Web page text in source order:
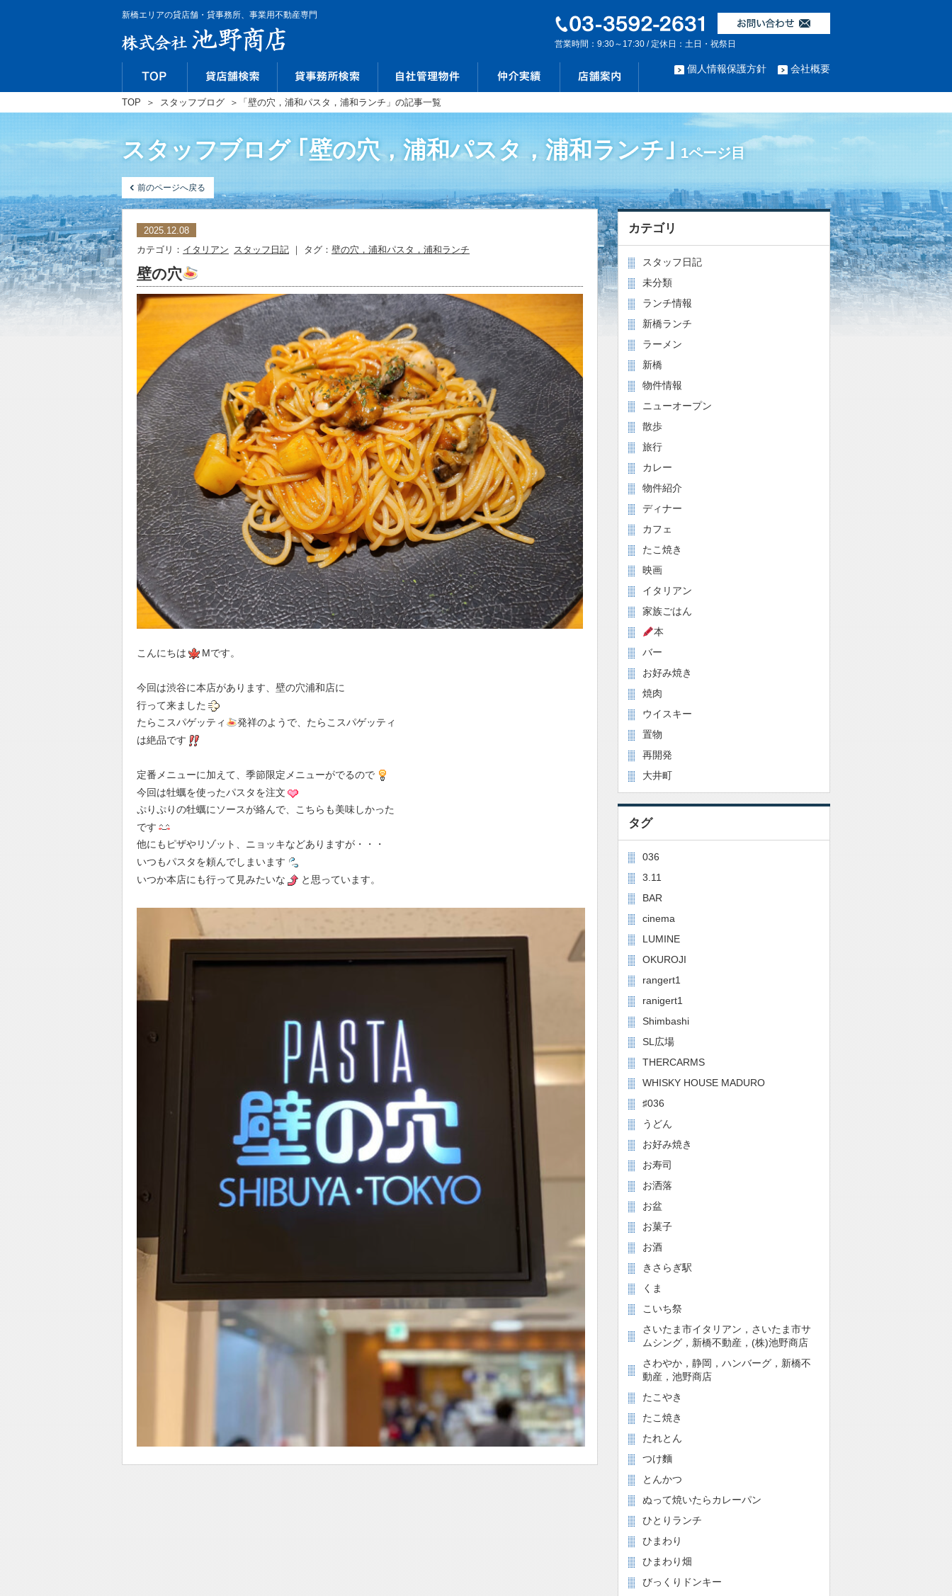
新橋エリアの貸店舗・貸事務所、事業用不動産専門
営業時間：9:30～17:30 / 定休日：土日・祝祭日
個人情報保護方針 会社概要
TOP ＞ スタッフブログ ＞ 「壁の穴，浦和パスタ，浦和ランチ」の記事一覧
スタッフブログ ｢壁の穴，浦和パスタ，浦和ランチ｣1ページ目
前のページへ戻る
2025.12.08
カテゴリ： イタリアン スタッフ日記 ｜ タグ： 壁の穴，浦和パスタ，浦和ランチ
壁の穴
こんにちは Mです。
今回は渋谷に本店があります、壁の穴浦和店に
行って来ました
たらこスパゲッティ
発祥のようで、たらこスパゲッティ
は絶品です
定番メニューに加えて、季節限定メニューがでるので
今回は牡蠣を使ったパスタを注文
ぷりぷりの牡蠣にソースが絡んで、こちらも美味しかった
です
他にもピザやリゾット、ニョッキなどありますが・・・
いつもパスタを頼んでしまいます
いつか本店にも行って見みたいな
と思っています。
カテゴリ
スタッフ日記
未分類
ランチ情報
新橋ランチ
ラーメン
新橋
物件情報
ニューオープン
散歩
旅行
カレー
物件紹介
ディナー
カフェ
たこ焼き
映画
イタリアン
家族ごはん
本
バー
お好み焼き
焼肉
ウイスキー
置物
再開発
大井町
タグ
036
3.11
BAR
cinema
LUMINE
OKUROJI
rangert1
ranigert1
Shimbashi
SL広場
THERCARMS
WHISKY HOUSE MADURO
♯036
うどん
お好み焼き
お寿司
お洒落
お盆
お菓子
お酒
きさらぎ駅
くま
こいち祭
さいたま市イタリアン，さいたま市サ
ムシング，新橋不動産，(株)池野商店
さわやか，静岡，ハンバーグ，新橋不
動産，池野商店
たこやき
たこ焼き
たれとん
つけ麵
とんかつ
ぬって焼いたらカレーパン
ひとりランチ
ひまわり
ひまわり畑
びっくりドンキー